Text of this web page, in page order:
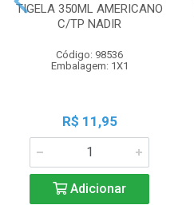
TIGELA 350ML AMERICANO
C/TP NADIR
Código: 98536
Embalagem: 1X1
R$ 11,95
Adicionar